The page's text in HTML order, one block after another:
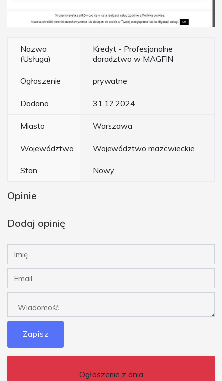
Nazwa
(Usługa)
Kredyt - Profesjonalne
doradztwo w MAGFIN
Ogłoszenie prywatne
Dodano 31.12.2024
Miasto Warszawa
Województwo Województwo mazowieckie
Stan Nowy
Opinie
Dodaj opinię
Zapisz
Ogłoszenie z dnia